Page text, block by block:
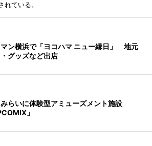
ている。
ン横浜で「ヨコハマ ニュー縁日」 地元
グッズなど出店
らいに体験型アミューズメント施設
」